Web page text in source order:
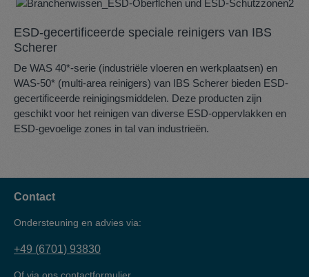
ESD-gecertificeerde speciale reinigers van IBS
Scherer
De WAS 40*-serie (industriële vloeren en werkplaatsen) en
WAS-50* (multi-area reinigers) van IBS Scherer bieden ESD-
gecertificeerde reinigingsmiddelen. Deze producten zijn
geschikt voor het reinigen van diverse ESD-oppervlakken en
ESD-gevoelige zones in tal van industrieën.
Contact
Ondersteuning en advies via:
+49 (6701) 93830